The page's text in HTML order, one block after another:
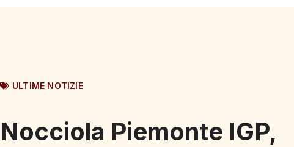
ULTIME NOTIZIE
Nocciola Piemonte IGP,